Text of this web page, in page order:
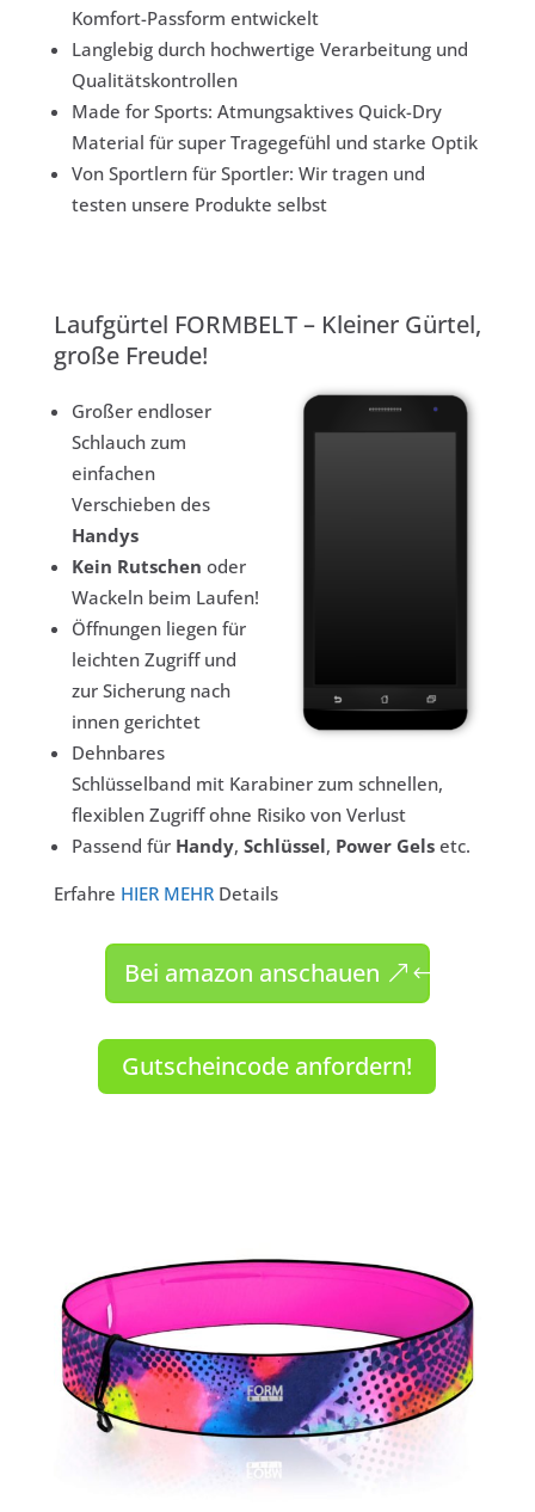
Komfort-Passform entwickelt
Langlebig durch hochwertige Verarbeitung und
Qualitätskontrollen
Made for Sports: Atmungsaktives Quick-Dry
Material für super Tragegefühl und starke Optik
Von Sportlern für Sportler: Wir tragen und
testen unsere Produkte selbst
Laufgürtel FORMBELT – Kleiner Gürtel,
große Freude!
Großer endloser
Schlauch zum
einfachen
Verschieben des
Handys
Kein Rutschen oder
Wackeln beim Laufen!
Öffnungen liegen für
leichten Zugriff und
zur Sicherung nach
innen gerichtet
Dehnbares
Schlüsselband mit Karabiner zum schnellen,
flexiblen Zugriff ohne Risiko von Verlust
Passend für Handy, Schlüssel, Power Gelsetc.
Erfahre HIER MEHRDetails
Bei amazon anschauen
Gutscheincode anfordern!